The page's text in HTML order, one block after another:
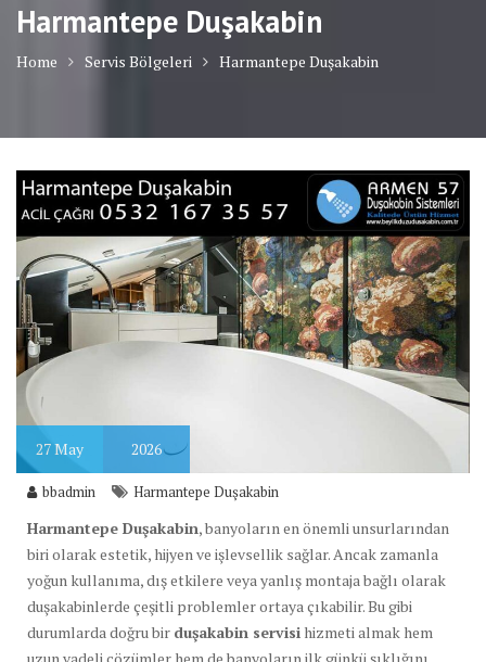
Harmantepe Duşakabin
Home Servis Bölgeleri Harmantepe Duşakabin
27May 2026
bbadmin Harmantepe Duşakabin
Harmantepe Duşakabin, banyoların en önemli unsurlarından
biri olarak estetik, hijyen ve işlevsellik sağlar. Ancak zamanla
yoğun kullanıma, dış etkilere veya yanlış montaja bağlı olarak
duşakabinlerde çeşitli problemler ortaya çıkabilir. Bu gibi
durumlarda doğru bir duşakabin servisi hizmeti almak hem
uzun vadeli çözümler hem de banyoların ilk günkü şıklığını